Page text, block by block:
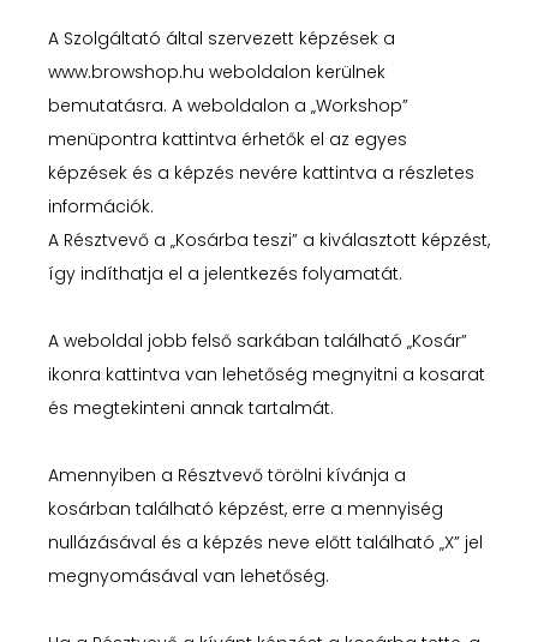
A Szolgáltató által szervezett képzések a
www.browshop.hu weboldalon kerülnek
bemutatásra. A weboldalon a „Workshop”
menüpontra kattintva érhetők el az egyes
képzések és a képzés nevére kattintva a részletes
információk.
A Résztvevő a „Kosárba teszi” a kiválasztott képzést,
így indíthatja el a jelentkezés folyamatát.
A weboldal jobb felső sarkában található „Kosár”
ikonra kattintva van lehetőség megnyitni a kosarat
és megtekinteni annak tartalmát.
Amennyiben a Résztvevő törölni kívánja a
kosárban található képzést, erre a mennyiség
nullázásával és a képzés neve előtt található „X” jel
megnyomásával van lehetőség.